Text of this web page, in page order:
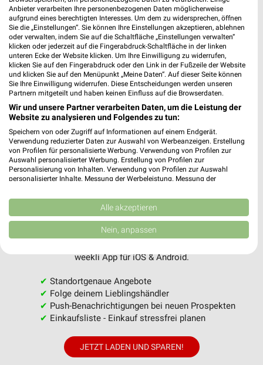
Jetzt alle "Bier" Themen entdecken!
MEHR PROSPEKTE
weekli - Prospekte & Angebote App
weekli App für iOS & Android.
✔ Standortgenaue Angebote
✔ Folge deinem Lieblingshändler
✔ Push-Benachrichtigungen bei neuen Prospekten
✔ Einkaufsliste - Einkauf stressfrei planen
JETZT LADEN UND SPAREN!
Anbieter verarbeiten Ihre personenbezogenen Daten möglicherweise
aufgrund eines berechtigten Interesses. Um dem zu widersprechen, öffnen
Sie die „Einstellungen“. Sie können Ihre Einstellungen akzeptieren, ablehnen
oder verwalten, indem Sie auf die Schaltfläche „Einstellungen verwalten“
klicken oder jederzeit auf die Fingerabdruck-Schaltfläche in der linken
unteren Ecke der Website klicken. Um Ihre Einwilligung zu widerrufen,
klicken Sie auf den Fingerabdruck oder den Link in der Fußzeile der Website
und klicken Sie auf den Menüpunkt „Meine Daten“. Auf dieser Seite können
Sie Ihre Einwilligung widerrufen. Diese Entscheidungen werden unseren
Partnern mitgeteilt und haben keinen Einfluss auf die Browserdaten.
Wir und unsere Partner verarbeiten Daten, um die Leistung der
Website zu analysieren und Folgendes zu tun:
Speichern von oder Zugriff auf Informationen auf einem Endgerät.
Verwendung reduzierter Daten zur Auswahl von Werbeanzeigen. Erstellung
von Profilen für personalisierte Werbung. Verwendung von Profilen zur
Auswahl personalisierter Werbung. Erstellung von Profilen zur
Personalisierung von Inhalten. Verwendung von Profilen zur Auswahl
personalisierter Inhalte. Messung der Werbeleistung. Messung der
Kombinationen von Daten aus verschiedenen Quellen. Entwicklung und
Verbesserung der Angebote. Verwendung reduzierter Daten zur Auswahl
von Inhalten.
Daten können außerhalb der Europäischen Union weitergegeben und in die
USA gesendet werden.
Website/App.
Wir nutzen Ihre Daten für folgende Zwecke:
IAB-Verarbeitungszwecke:
Speichern von oder Zugriff auf Informationen
Verwendung reduzierter Daten zur Auswahl von
Alle akzeptieren
Nein, anpassen